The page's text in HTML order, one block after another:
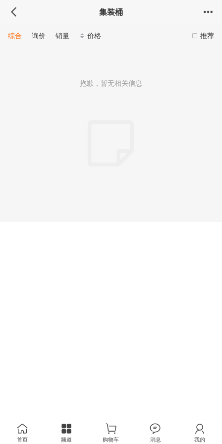
集装桶
推荐
综合 询价 销量 价格
抱歉，暂无相关信息
首页 频道 购物车 消息 我的